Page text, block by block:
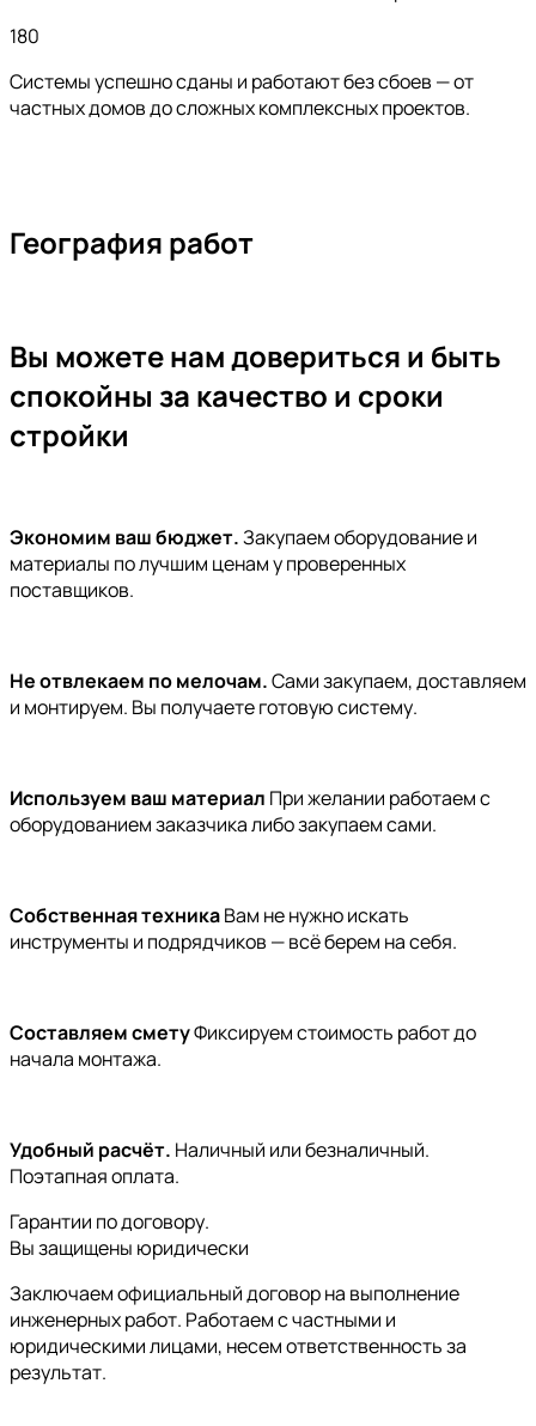
180
Системы успешно сданы и работают без сбоев — от
частных домов до сложных комплексных проектов.
География работ
Вы можете нам довериться и быть
спокойны за качество и сроки
стройки
Экономим ваш бюджет.Закупаем оборудование и
материалы по лучшим ценам у проверенных
поставщиков.
Не отвлекаем по мелочам.Сами закупаем, доставляем
и монтируем. Вы получаете готовую систему.
Используем ваш материал При желании работаем с
оборудованием заказчика либо закупаем сами.
Собственная техникаВам не нужно искать
инструменты и подрядчиков — всё берем на себя.
Составляем сметуФиксируем стоимость работ до
начала монтажа.
Удобный расчёт. Наличный или безналичный.
Поэтапная оплата.
Гарантии по договору.
Вы защищены юридически
Заключаем официальный договор на выполнение
инженерных работ. Работаем с частными и
юридическими лицами, несем ответственность за
результат.